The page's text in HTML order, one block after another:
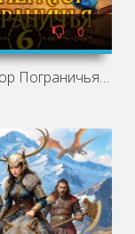
0
Император Пограничья 6 - Евгений Астахов, Саша Токсик